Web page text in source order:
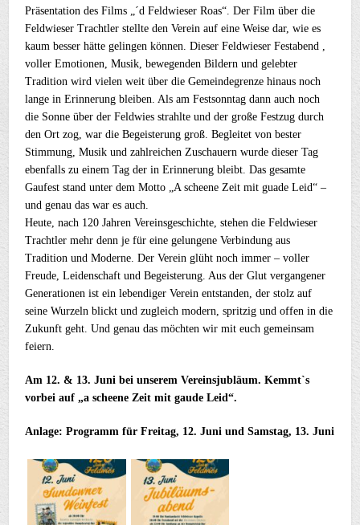
Präsentation des Films „´d Feldwieser Roas“. Der Film über die
Feldwieser Trachtler stellte den Verein auf eine Weise dar, wie es
kaum besser hätte gelingen können. Dieser Feldwieser Festabend ,
voller Emotionen, Musik, bewegenden Bildern und gelebter
Tradition wird vielen weit über die Gemeindegrenze hinaus noch
lange in Erinnerung bleiben. Als am Festsonntag dann auch noch
die Sonne über der Feldwies strahlte und der große Festzug durch
den Ort zog, war die Begeisterung groß. Begleitet von bester
Stimmung, Musik und zahlreichen Zuschauern wurde dieser Tag
ebenfalls zu einem Tag der in Erinnerung bleibt. Das gesamte
Gaufest stand unter dem Motto „A scheene Zeit mit guade Leid“ –
und genau das war es auch.
Heute, nach 120 Jahren Vereinsgeschichte, stehen die Feldwieser
Trachtler mehr denn je für eine gelungene Verbindung aus
Tradition und Moderne. Der Verein glüht noch immer – voller
Freude, Leidenschaft und Begeisterung. Aus der Glut vergangener
Generationen ist ein lebendiger Verein entstanden, der stolz auf
seine Wurzeln blickt und zugleich modern, spritzig und offen in die
Zukunft geht. Und genau das möchten wir mit euch gemeinsam
feiern.
Am 12. & 13. Juni bei unserem Vereinsjubläum. Kemmt`s
vorbei auf „a scheene Zeit mit gaude Leid“.
Anlage: Programm für Freitag, 12. Juni und Samstag, 13. Juni